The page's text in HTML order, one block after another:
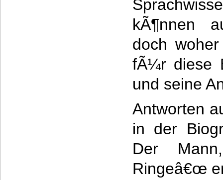
kÃ¶nnen
doch
fÃ¼r diese
und seine
Antworten
in der
Der
Ringeâ€œ